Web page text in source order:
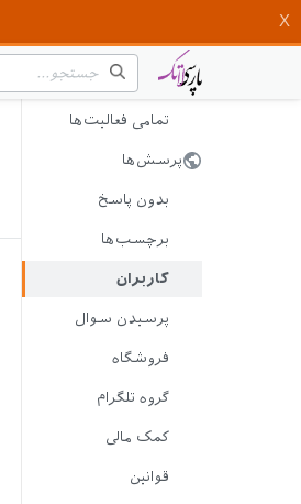
تمامی فعالیت‌ها
پرسش‌ها
بدون پاسخ
برچسب‌ها
کاربران
پرسیدن سوال
فروشگاه
گروه تلگرام
کمک مالی
قوانین